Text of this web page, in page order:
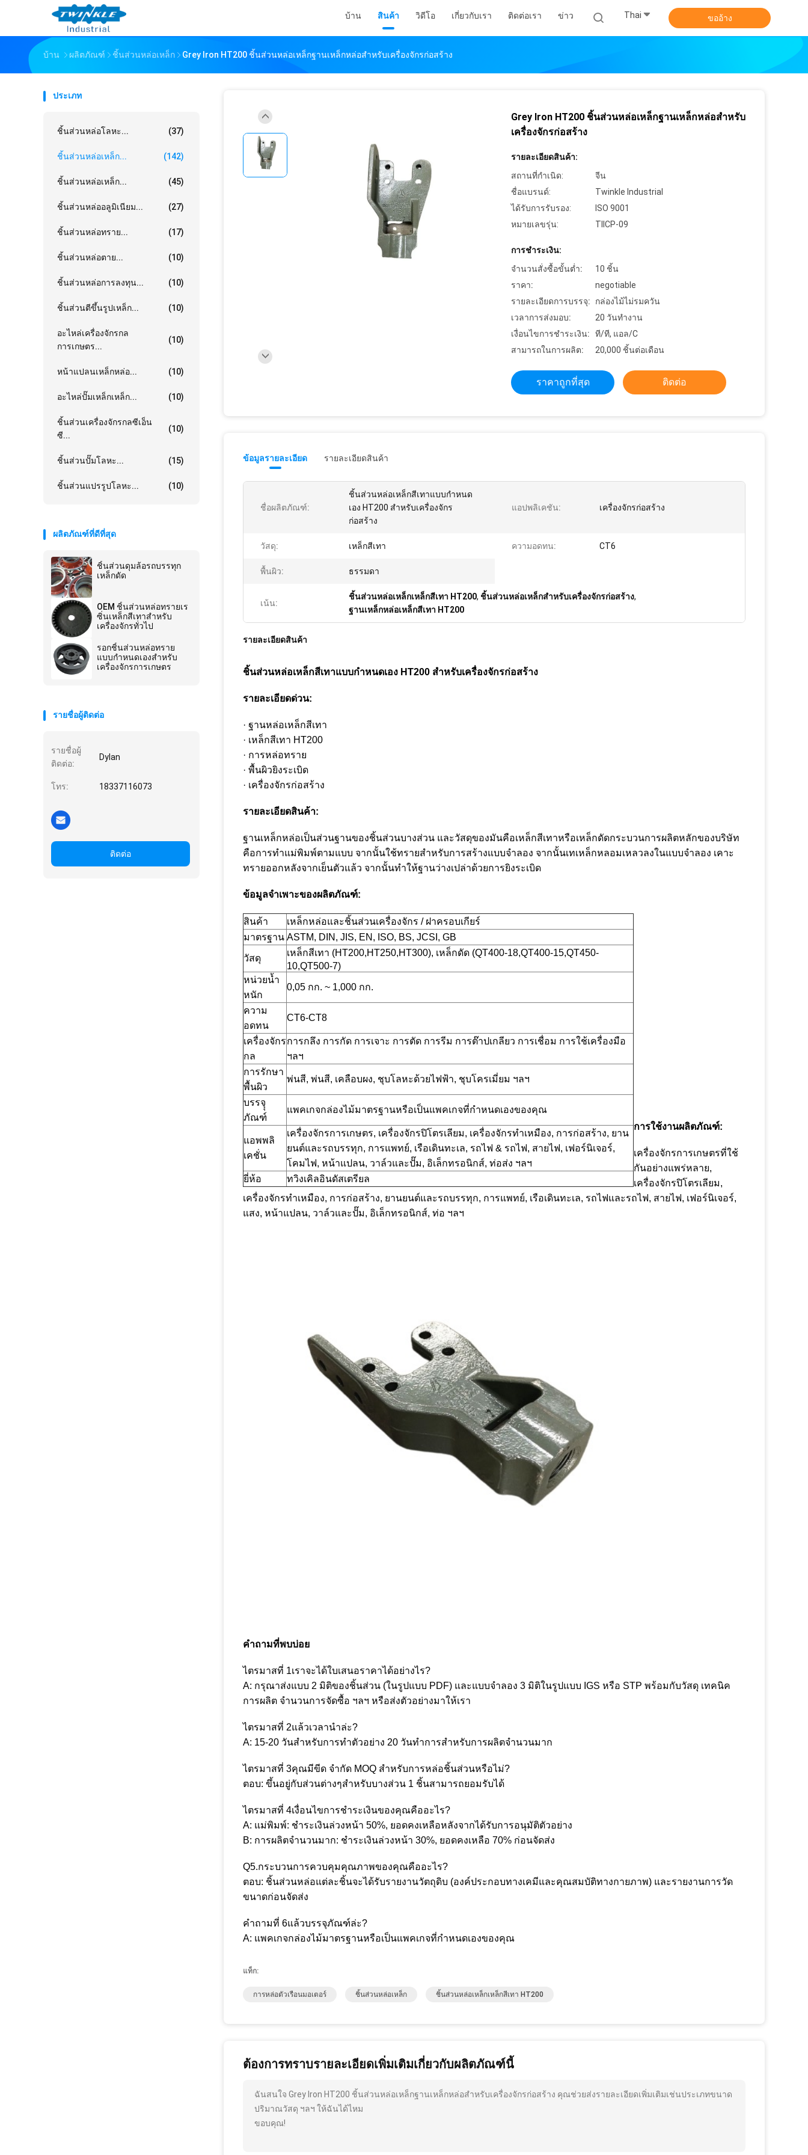
บ้าน สินค้า วิดีโอ เกี่ยวกับเรา ติดต่อเรา ข่าว Thai ขออ้าง
บ้าน ผลิตภัณฑ์ ชิ้นส่วนหล่อเหล็ก Grey Iron HT200 ชิ้นส่วนหล่อเหล็กฐานเหล็กหล่อสำหรับเครื่องจักรก่อสร้าง
ประเภท
ชิ้นส่วนหล่อโลหะ... (37)
ชิ้นส่วนหล่อเหล็ก... (142)
ชิ้นส่วนหล่อเหล็ก... (45)
ชิ้นส่วนหล่ออลูมิเนียม... (27)
ชิ้นส่วนหล่อทราย... (17)
ชิ้นส่วนหล่อตาย... (10)
ชิ้นส่วนหล่อการลงทุน... (10)
ชิ้นส่วนตีขึ้นรูปเหล็ก... (10)
อะไหล่เครื่องจักรกล
การเกษตร...
(10)
หน้าแปลนเหล็กหล่อ... (10)
อะไหล่ปั๊มเหล็กเหล็ก... (10)
ชิ้นส่วนเครื่องจักรกลซีเอ็น
ซี...
(10)
ชิ้นส่วนปั๊มโลหะ... (15)
ชิ้นส่วนแปรรูปโลหะ... (10)
ผลิตภัณฑ์ที่ดีที่สุด
ชิ้นส่วนดุมล้อรถบรรทุก
เหล็กดัด
OEM ชิ้นส่วนหล่อทรายเร
ซิ่นเหล็กสีเทาสำหรับ
เครื่องจักรทั่วไป
รอกชิ้นส่วนหล่อทราย
แบบกำหนดเองสำหรับ
เครื่องจักรการเกษตร
รายชื่อผู้ติดต่อ
รายชื่อผู้
ติดต่อ:
Dylan
โทร: 18337116073
ติดต่อ
Grey Iron HT200 ชิ้นส่วนหล่อเหล็กฐานเหล็กหล่อสำหรับ
เครื่องจักรก่อสร้าง
รายละเอียดสินค้า:
สถานที่กำเนิด:
จีน
ชื่อแบรนด์:
Twinkle Industrial
ได้รับการรับรอง:
ISO 9001
หมายเลขรุ่น:
TIICP-09
การชำระเงิน:
จำนวนสั่งซื้อขั้นต่ำ:
10 ชิ้น
ราคา:
negotiable
รายละเอียดการบรรจุ:
กล่องไม้ไม่รมควัน
เวลาการส่งมอบ:
20 วันทำงาน
เงื่อนไขการชำระเงิน:
ที/ที, แอล/C
สามารถในการผลิต:
20,000 ชิ้นต่อเดือน
ราคาถูกที่สุด ติดต่อ
ข้อมูลรายละเอียด รายละเอียดสินค้า
ชื่อผลิตภัณฑ์:
ชิ้นส่วนหล่อเหล็กสีเทาแบบกำหนด
เอง HT200 สำหรับเครื่องจักร
ก่อสร้าง
แอปพลิเคชัน: เครื่องจักรก่อสร้าง
วัสดุ: เหล็กสีเทา ความอดทน: CT6
พื้นผิว: ธรรมดา
เน้น:
ชิ้นส่วนหล่อเหล็กเหล็กสีเทา HT200, ชิ้นส่วนหล่อเหล็กสำหรับเครื่องจักรก่อสร้าง,
ฐานเหล็กหล่อเหล็กสีเทา HT200
รายละเอียดสินค้า
ชิ้นส่วนหล่อเหล็กสีเทาแบบกำหนดเอง HT200 สำหรับเครื่องจักรก่อสร้าง
รายละเอียดด่วน:
· ฐานหล่อเหล็กสีเทา
· เหล็กสีเทา HT200
· การหล่อทราย
· พื้นผิวยิงระเบิด
· เครื่องจักรก่อสร้าง
รายละเอียดสินค้า:
ฐานเหล็กหล่อเป็นส่วนฐานของชิ้นส่วนบางส่วน และวัสดุของมันคือเหล็กสีเทาหรือเหล็กดัดกระบวนการผลิตหลักของบริษัท
คือการทำแม่พิมพ์ตามแบบ จากนั้นใช้ทรายสำหรับการสร้างแบบจำลอง จากนั้นเทเหล็กหลอมเหลวลงในแบบจำลอง เคาะ
ทรายออกหลังจากเย็นตัวแล้ว จากนั้นทำให้ฐานว่างเปล่าด้วยการยิงระเบิด
ข้อมูลจำเพาะของผลิตภัณฑ์:
สินค้า
เหล็กหล่อและชิ้นส่วนเครื่องจักร / ฝาครอบเกียร์
มาตรฐาน ASTM, DIN, JIS, EN, ISO, BS, JCSI, GB
วัสดุ
เหล็กสีเทา (HT200,HT250,HT300), เหล็กดัด (QT400-18,QT400-15,QT450-
10,QT500-7)
หน่วยน้ำ
หนัก
0,05 กก. ~ 1,000 กก.
ความ
อดทน
CT6-CT8
เครื่องจักร
กล
การกลึง การกัด การเจาะ การตัด การรีม การต๊าปเกลียว การเชื่อม การใช้เครื่องมือ
ฯลฯ
การรักษา
พื้นผิว
พ่นสี, พ่นสี, เคลือบผง, ชุบโลหะด้วยไฟฟ้า, ชุบโครเมี่ยม ฯลฯ
บรรจุุ
ภัณฑ์
แพคเกจกล่องไม้มาตรฐานหรือเป็นแพคเกจที่กำหนดเองของคุณ
แอพพลิ
เคชั่น
เครื่องจักรการเกษตร, เครื่องจักรปิโตรเลียม, เครื่องจักรทำเหมือง, การก่อสร้าง, ยาน
ยนต์และรถบรรทุก, การแพทย์, เรือเดินทะเล, รถไฟ & รถไฟ, สายไฟ, เฟอร์นิเจอร์,
โคมไฟ, หน้าแปลน, วาล์วและปั๊ม, อิเล็กทรอนิกส์, ท่อส่ง ฯลฯ
ยี่ห้อ
ทวิงเคิลอินดัสเตรียล
การใช้งานผลิตภัณฑ์:
เครื่องจักรการเกษตรที่ใช้
กันอย่างแพร่หลาย,
เครื่องจักรปิโตรเลียม,
เครื่องจักรทำเหมือง, การก่อสร้าง, ยานยนต์และรถบรรทุก, การแพทย์, เรือเดินทะเล, รถไฟและรถไฟ, สายไฟ, เฟอร์นิเจอร์,
แสง, หน้าแปลน, วาล์วและปั๊ม, อิเล็กทรอนิกส์, ท่อ ฯลฯ
คำถามที่พบบ่อย
ไตรมาสที่ 1เราจะได้ใบเสนอราคาได้อย่างไร?
A: กรุณาส่งแบบ 2 มิติของชิ้นส่วน (ในรูปแบบ PDF) และแบบจำลอง 3 มิติในรูปแบบ IGS หรือ STP พร้อมกับวัสดุ เทคนิค
การผลิต จำนวนการจัดซื้อ ฯลฯ หรือส่งตัวอย่างมาให้เรา
ไตรมาสที่ 2แล้วเวลานำล่ะ?
A: 15-20 วันสำหรับการทำตัวอย่าง 20 วันทำการสำหรับการผลิตจำนวนมาก
ไตรมาสที่ 3คุณมีขีด จำกัด MOQ สำหรับการหล่อชิ้นส่วนหรือไม่?
ตอบ: ขึ้นอยู่กับส่วนต่างๆสำหรับบางส่วน 1 ชิ้นสามารถยอมรับได้
ไตรมาสที่ 4เงื่อนไขการชำระเงินของคุณคืออะไร?
A: แม่พิมพ์: ชำระเงินล่วงหน้า 50%, ยอดคงเหลือหลังจากได้รับการอนุมัติตัวอย่าง
B: การผลิตจำนวนมาก: ชำระเงินล่วงหน้า 30%, ยอดคงเหลือ 70% ก่อนจัดส่ง
Q5.กระบวนการควบคุมคุณภาพของคุณคืออะไร?
ตอบ: ชิ้นส่วนหล่อแต่ละชิ้นจะได้รับรายงานวัตถุดิบ (องค์ประกอบทางเคมีและคุณสมบัติทางกายภาพ) และรายงานการวัด
ขนาดก่อนจัดส่ง
คำถามที่ 6แล้วบรรจุภัณฑ์ล่ะ?
A: แพคเกจกล่องไม้มาตรฐานหรือเป็นแพคเกจที่กำหนดเองของคุณ
แท็ก:
การหล่อตัวเรือนมอเตอร์ ชิ้นส่วนหล่อเหล็ก ชิ้นส่วนหล่อเหล็กเหล็กสีเทา HT200
ต้องการทราบรายละเอียดเพิ่มเติมเกี่ยวกับผลิตภัณฑ์นี้
ฉันสนใจ Grey Iron HT200 ชิ้นส่วนหล่อเหล็กฐานเหล็กหล่อสำหรับเครื่องจักรก่อสร้าง คุณช่วยส่งรายละเอียดเพิ่มเติมเช่นประเภทขนาด
ปริมาณวัสดุ ฯลฯ ให้ฉันได้ไหม
ขอบคุณ!